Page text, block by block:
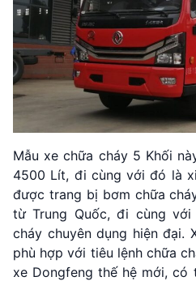
Mẫu xe chữa cháy 5 Khối
4500 Lít, đi cùng với đó là
được trang bị bơm chữa
từ Trung Quốc, đi cùng
cháy chuyên dụng hiện đại.
phù hợp với tiêu lệnh chữa
xe Dongfeng thế hệ mới, có